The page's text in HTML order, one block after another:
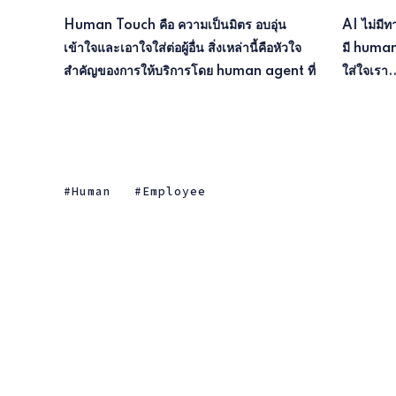
Human Touch คือ ความเป็นมิตร อบอุ่น
เข้าใจและเอาใจใส่ต่อผู้อื่น สิ่งเหล่านี้คือหัวใจ
สำคัญของการให้บริการโดย human agent ที่
AI ไม่มีทางเอาชนะได้ คุณสมบัติของพนักงานที่
มี human touch * Empathy: เอาใจเขามา
ใส่ใจเรา
Human Employee